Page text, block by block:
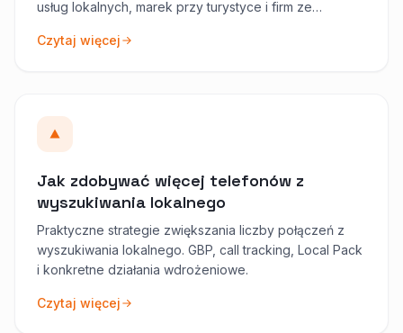
usług lokalnych, marek przy turystyce i firm ze
Czytaj więcej
Jak zdobywać więcej telefonów z
wyszukiwania lokalnego
Praktyczne strategie zwiększania liczby połączeń z
wyszukiwania lokalnego. GBP, call tracking, Local Pack
i konkretne działania wdrożeniowe.
Czytaj więcej